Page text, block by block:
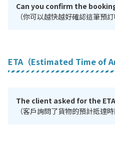
Can you confirm the
（你可以越快越好確認這筆預訂
ETA（Estimated Time of
The client asked for the
（客戶詢問了貨物的預計抵達時